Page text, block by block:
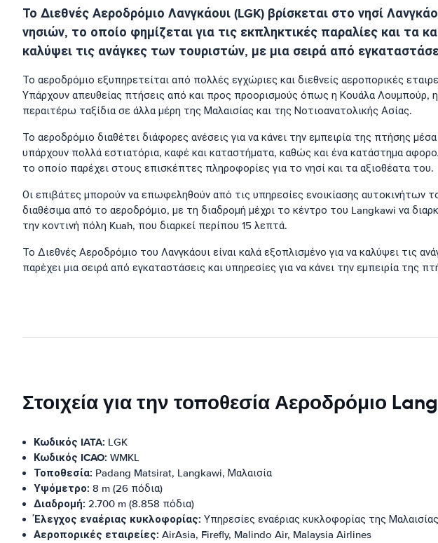
Το Διεθνές Αεροδρόμιο Λανγκάουι (LGK) βρίσκεται στο νησί
νησιών, το οποίο φημίζεται για τις εκπληκτικές παραλίες και τα
καλύψει τις ανάγκες των τουριστών, με μια σειρά από
Το αεροδρόμιο εξυπηρετείται από πολλές εγχώριες και διεθνείς αεροπορικές
Υπάρχουν απευθείας πτήσεις από και προς προορισμούς όπως η Κουάλα Λουμπούρ,
περαιτέρω ταξίδια σε άλλα μέρη της Μαλαισίας και της Νοτιοανατολικής Ασίας.
Το αεροδρόμιο διαθέτει διάφορες ανέσεις για να κάνει την εμπειρία της πτήσης
υπάρχουν πολλά εστιατόρια, καφέ και καταστήματα, καθώς και ένα κατάστημα
το οποίο παρέχει στους επισκέπτες πληροφορίες για το νησί και τα αξιοθέατα του.
Οι επιβάτες μπορούν να επωφεληθούν από τις υπηρεσίες ενοικίασης αυτοκινήτων
διαθέσιμα από το αεροδρόμιο, με τη διαδρομή μέχρι το κέντρο του Langkawi να
την κοντινή πόλη Kuah, που διαρκεί περίπου 15 λεπτά.
Το Διεθνές Αεροδρόμιο του Λανγκάουι είναι καλά εξοπλισμένο για να καλύψει
παρέχει μια σειρά από εγκαταστάσεις και υπηρεσίες για να κάνει την εμπειρία
Στοιχεία για την τοποθεσία Αεροδρόμιο
Κωδικός IATA: LGK
Κωδικός ICAO: WMKL
Τοποθεσία: Padang Matsirat, Langkawi, Μαλαισία
Υψόμετρο: 8 m (26 πόδια)
Διαδρομή: 2.700 m (8.858 πόδια)
Έλεγχος εναέριας κυκλοφορίας: Υπηρεσίες εναέριας κυκλοφορίας της Μαλαισίας
Αεροπορικές εταιρείες: AirAsia, Firefly, Malindo Air, Malaysia Airlines